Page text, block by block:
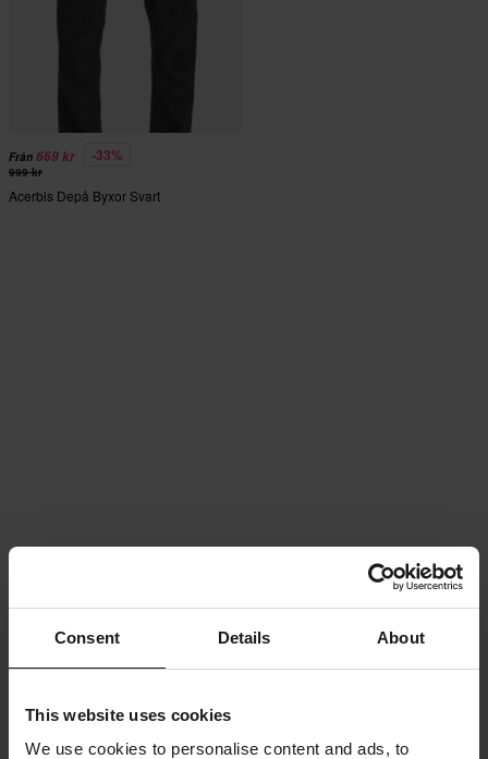
Consent Details About
This website uses cookies
We use cookies to personalise content and ads, to
Från 669 kr -33%
999 kr
Acerbis Depå Byxor Svart